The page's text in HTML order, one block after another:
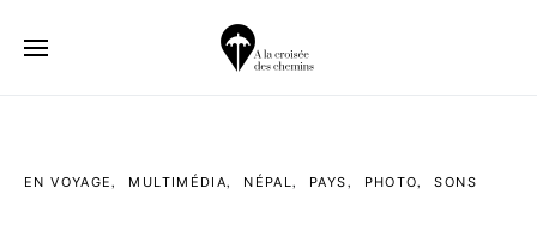
EN VOYAGE MULTIMÉDIA NÉPAL PAYS PHOTO SONS